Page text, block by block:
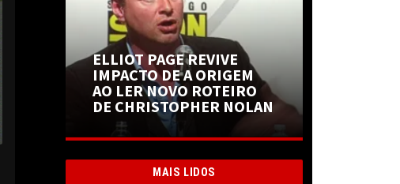
ELLIOT PAGE REVIVE
IMPACTO DE A ORIGEM
AO LER NOVO ROTEIRO
DE CHRISTOPHER NOLAN
MAIS LIDOS